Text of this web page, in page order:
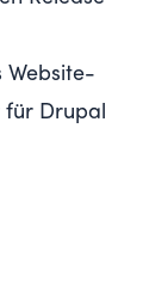
Website-
Drupal